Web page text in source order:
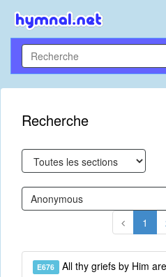
Recherche
1
E676 All thy griefs by Him